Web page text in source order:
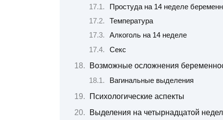
Простуда на 14 неделе
Температура
Алкоголь на 14 неделе
Секс
Возможные осложнения
Вагинальные выделения
Психологические аспекты
Выделения на четырнадцатой